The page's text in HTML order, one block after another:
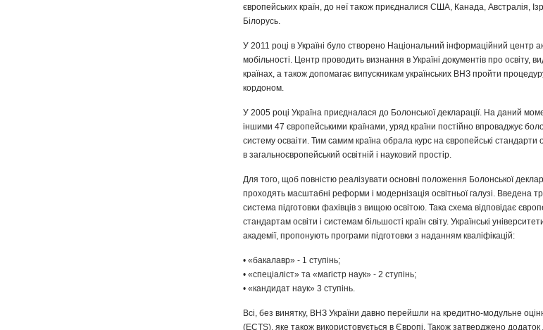
європейських країн, до неї також приєдналися США, Канада, Австралія,
Білорусь.
У 2011 році в Україні було створено Національний інформаційний центр
мобільності. Центр проводить визнання в Україні документів про освіту,
країнах, а також допомагає випускникам українських ВНЗ пройти
кордоном.
У 2005 році Україна приєдналася до Болонської декларації. На даний
іншими 47 європейськими країнами, уряд країни постійно впроваджує
систему осваіти. Тим самим країна обрала курс на європейські стандарти
в загальноєвропейський освітній і науковий простір.
Для того, щоб повністю реалізувати основні положення Болонської
проходять масштабні реформи і модернізація освітньої галузі. Введена
система підготовки фахівців з вищою освітою. Така схема відповідає
стандартам освіти і системам більшості країн світу. Українські
академії, пропонують програми підготовки з наданням кваліфікацій:
• «бакалавр» - 1 ступінь;
• «спеціаліст» та «магістр наук» - 2 ступінь;
• «кандидат наук» 3 ступінь.
Всі, без винятку, ВНЗ України давно перейшли на кредитно-модульне
(ECTS), яке також використовується в Європі. Також затверджено